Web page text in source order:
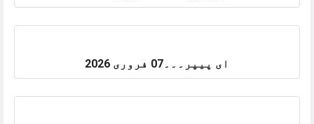
ای پیپر۔۔۔07 فروری 2026